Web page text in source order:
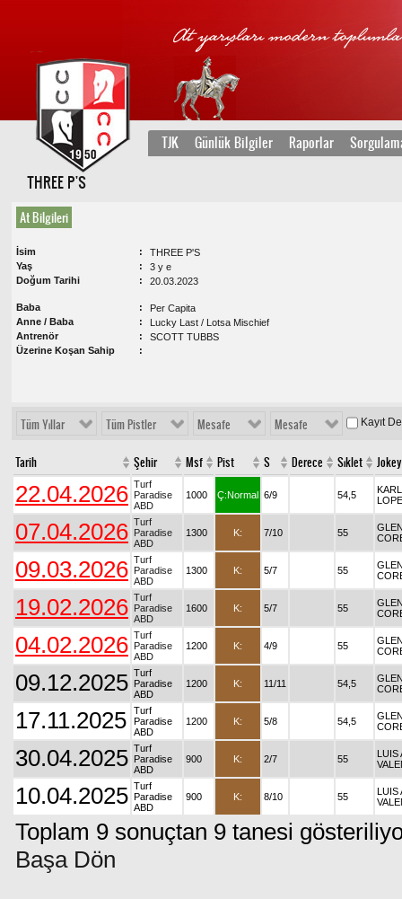
TJK Günlük Bilgiler Raporlar
THREE P'S
At Bilgileri
İsim
THREE P'S
Yaş
3 y e
Doğum Tarihi
20.03.2023
Baba
Per Capita
Anne / Baba
Lucky Last / Lotsa Mischief
Antrenör
SCOTT TUBBS
Üzerine Koşan Sahip
Tüm Yıllar Tüm Pistler Mesafe Mesafe Kayıt
Tarih Şehir Msf Pist S Derece Sıklet Jokey
22.04.2026 Turf
Paradise
ABD
1000 Ç:Normal 6/9 54,5
07.04.2026 Turf
Paradise
ABD
1300 K: 7/10 55
09.03.2026 Turf
Paradise
ABD
1300 K: 5/7 55
19.02.2026 Turf
Paradise
ABD
1600 K: 5/7 55
04.02.2026 Turf
Paradise
ABD
1200 K: 4/9 55
09.12.2025 Turf
Paradise
ABD
1200 K: 11/11 54,5
17.11.2025
Turf
Paradise
ABD
1200 K: 5/8 54,5
30.04.2025 Turf
Paradise
ABD
900 K: 2/7 55
LUIS
10.04.2025 Turf
Paradise
ABD
900 K: 8/10 55
LUIS
Toplam 9 sonuçtan 9 tanesi
Başa Dön